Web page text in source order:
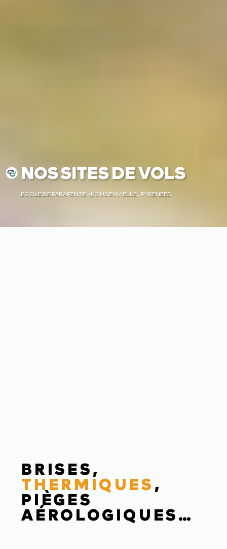
NOS SITES DE VOLS
ÉCOLE DE PARAPENTE - LOUDENVIELLE, PYRÉNÉES
BRISES,
THERMIQUES,
PIÈGES
AÉROLOGIQUES…